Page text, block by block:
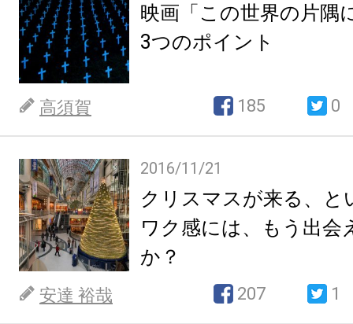
映画「この世界の片隅
3つのポイント
高須賀 185 0
2016/11/21
クリスマスが来る、と
ワク感には、もう出会
か？
安達 裕哉 207 1